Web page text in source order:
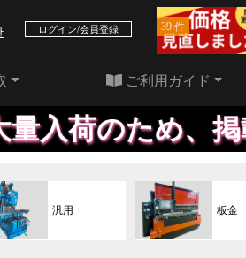
ログイン/会員登録 39 件
ご利用ガイド
、掲載が間
汎用 板金